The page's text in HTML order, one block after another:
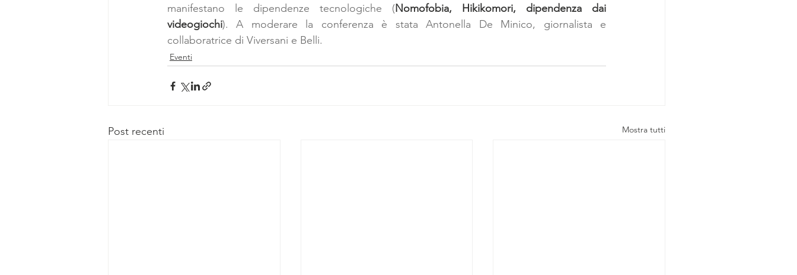
manifestano le dipendenze tecnologiche (Nomofobia, Hikikomori, dipendenza dai
videogiochi). A moderare la conferenza è stata Antonella De Minico, giornalista e
collaboratrice di Viversani e Belli.
Eventi
Post recenti Mostra tutti